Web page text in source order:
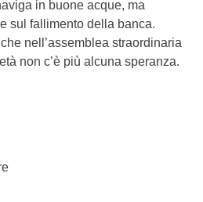
in buone acque, ma
sul fallimento della banca.
nell’assemblea straordinaria
non c’è più alcuna speranza.